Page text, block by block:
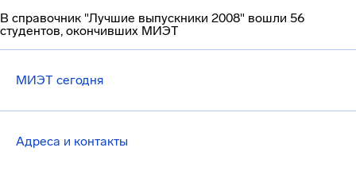
В справочник "Лучшие выпускники 2008" вошли 56
студентов, окончивших МИЭТ
МИЭТ сегодня
Адреса и контакты